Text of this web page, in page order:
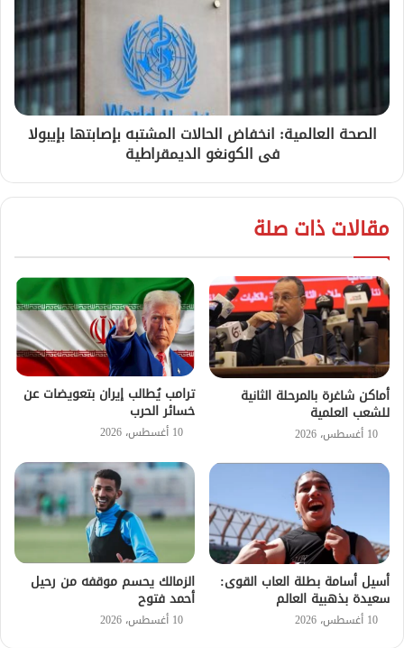
الصحة العالمية: انخفاض الحالات المشتبه بإصابتها بإيبولا
فى الكونغو الديمقراطية
مقالات ذات صلة
أماكن شاغرة بالمرحلة الثانية
للشعب العلمية
10 أغسطس، 2026
ترامب يُطالب إيران بتعويضات عن
خسائر الحرب
10 أغسطس، 2026
أسيل أسامة بطلة العاب القوى:
سعيدة بذهبية العالم
10 أغسطس، 2026
الزمالك يحسم موقفه من رحيل
أحمد فتوح
10 أغسطس، 2026